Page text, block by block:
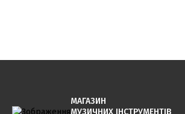
МАГАЗИН
МУЗИЧНИХ ІНСТРУМЕНТІВ